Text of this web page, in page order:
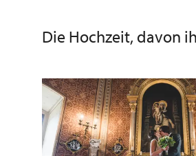
Die Hochzeit, davon